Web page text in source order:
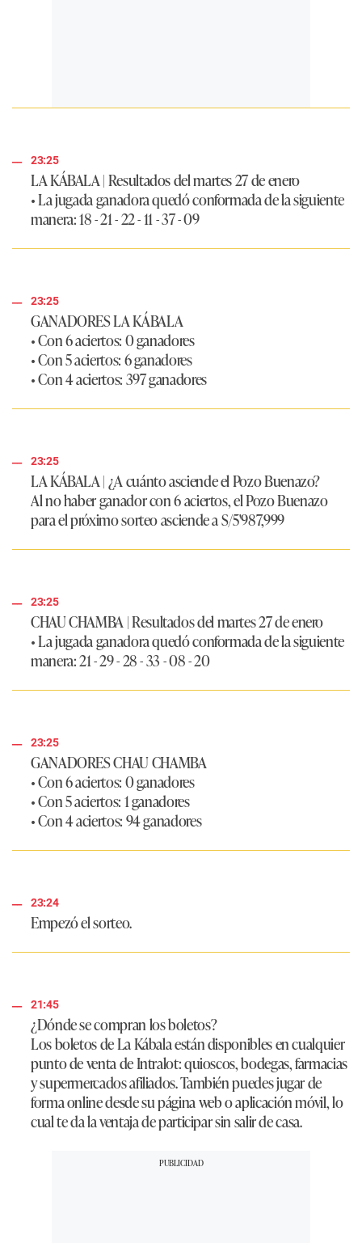
23:25
LA KÁBALA|Resultados del martes 27 de enero
• La jugada ganadora quedó conformada de la siguiente
manera:18 - 21 - 22 - 11 - 37 - 09
23:25
GANADORES LA KÁBALA
• Con 6 aciertos: 0 ganadores
• Con 5 aciertos: 6 ganadores
• Con 4 aciertos: 397 ganadores
23:25
LA KÁBALA| ¿A cuánto asciende el Pozo Buenazo?
Al no haber ganador con 6 aciertos, el Pozo Buenazo
para el próximo sorteo asciende aS/5'987,999
23:25
CHAU CHAMBA |Resultados del martes 27 de enero
• La jugada ganadora quedó conformada de la siguiente
manera:21 - 29 - 28 - 33 - 08 - 20
23:25
GANADORES CHAU CHAMBA
• Con 6 aciertos: 0 ganadores
• Con 5 aciertos: 1 ganadores
• Con 4 aciertos: 94 ganadores
23:24
Empezó el sorteo.
21:45
¿Dónde se compran los boletos?
Los boletos de La Kábala están disponibles en cualquier
punto de venta de Intralot: quioscos, bodegas, farmacias
y supermercados afiliados. También puedes jugar de
forma online desde su página web o aplicación móvil, lo
cual te da la ventaja de participar sin salir de casa.